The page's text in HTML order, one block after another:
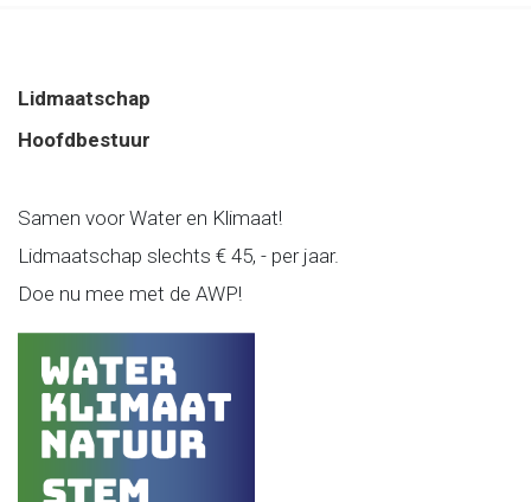
Lidmaatschap
Hoofdbestuur
Samen voor Water en Klimaat!
Lidmaatschap slechts € 45, - per jaar.
Doe nu mee met de AWP!